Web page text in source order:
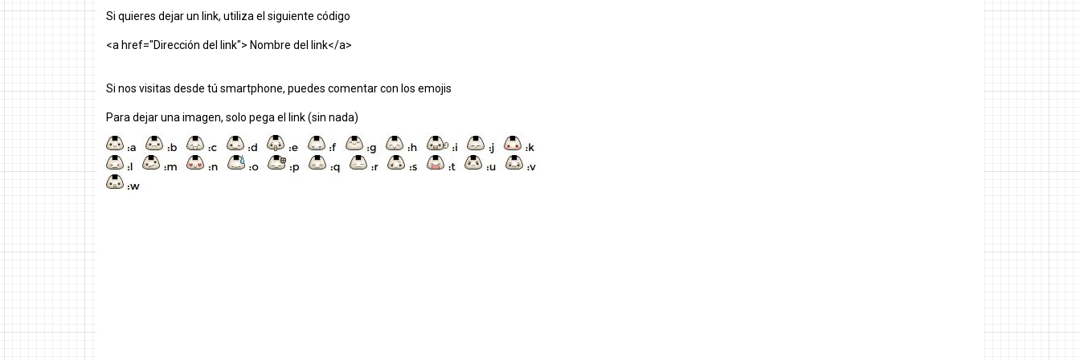
Si quieres dejar un link, utiliza el siguiente código
<a href="Dirección del link"> Nombre del link</a>
Si nos visitas desde tú smartphone, puedes comentar con los emojis
Para dejar una imagen, solo pega el link (sin nada)